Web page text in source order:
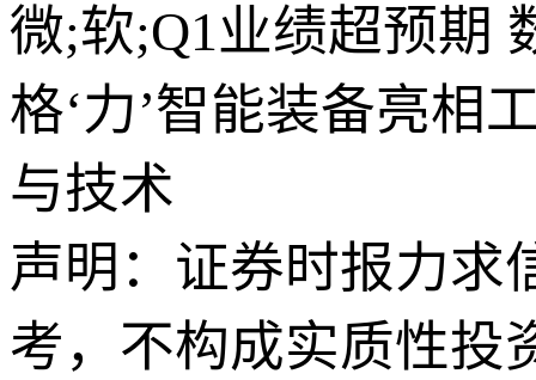
微;软;Q1业绩超预期
格‘力’智能装备亮相
与技术
声明：证券时报力求
考，不构成实质性投